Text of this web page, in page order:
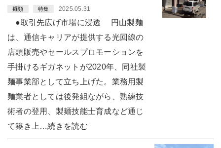
麺類 特集 2025.05.31
●取引先広げ市場に浸透 円山製麺
は、通信キャリアが提供する光回線の
店頭販売やセールスプロモーションを
手掛けるギガネットが2020年、同社製
麺事業部として立ち上げた。業務用製
麺業者としては後発組ながら、熟練技
術者の登用、製麺技能士育成など通じ
て築き上…続きを読む